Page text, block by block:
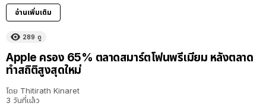
อ่านเพิ่มเติม
289 ดู
Apple ครอง 65% ตลาดสมาร์ตโฟนพรีเมียม หลังตลาด
ทำสถิติสูงสุดใหม่
โดย Thitirath Kinaret
3 วันที่แล้ว